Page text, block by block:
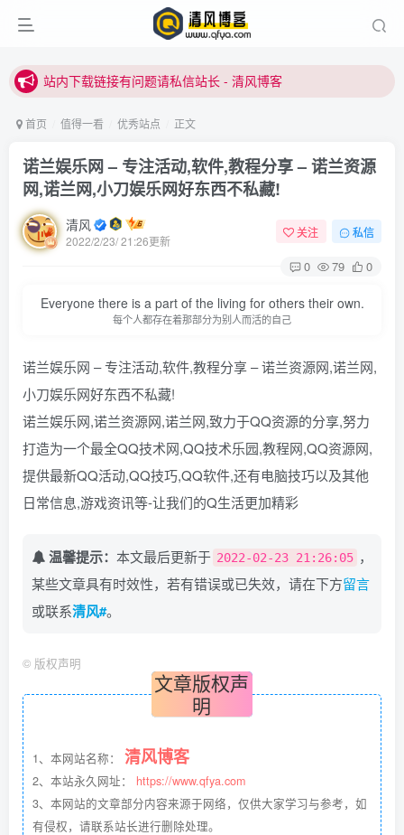
站内下载链接有问题请私信站长 - 清风博客
站内下载链接有问题请私信站长 - 清风博客
首页 值得一看 优秀站点 正文
诺兰娱乐网 – 专注活动,软件,教程分享 – 诺兰资源
网,诺兰网,小刀娱乐网好东西不私藏!
清风
2022/2/23/ 21:26更新
关注 私信
0 79 0
Everyone there is a part of the living for others their own.
每个人都存在着那部分为别人而活的自己
诺兰娱乐网 – 专注活动,软件,教程分享 – 诺兰资源网,诺兰网,
小刀娱乐网好东西不私藏!
诺兰娱乐网,诺兰资源网,诺兰网,致力于QQ资源的分享,努力
打造为一个最全QQ技术网,QQ技术乐园,教程网,QQ资源网,
提供最新QQ活动,QQ技巧,QQ软件,还有电脑技巧以及其他
日常信息,游戏资讯等-让我们的Q生活更加精彩
温馨提示： 本文最后更新于 2022-02-23 21:26:05 ，
某些文章具有时效性，若有错误或已失效，请在下方留言
或联系清风#。
© 版权声明
文章版权声
明
1、本网站名称： 清风博客
2、本站永久网址： https://www.qfya.com
3、本网站的文章部分内容来源于网络，仅供大家学习与参考，如
有侵权，请联系站长进行删除处理。